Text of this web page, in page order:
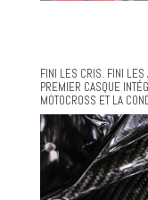
FINI LES CRIS. FINI LES
PREMIER CASQUE
MOTOCROSS ET LA